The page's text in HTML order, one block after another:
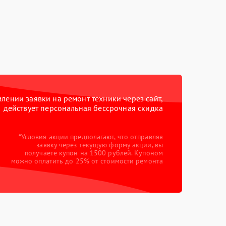
заявки на ремонт техники через сайт,
действует персональная бессрочная скидка
*Условия акции предполагают, что отправляя
заявку через текущую форму акции, вы
получаете купон на 1500 рублей. Купоном
можно оплатить до 25% от стоимости ремонта